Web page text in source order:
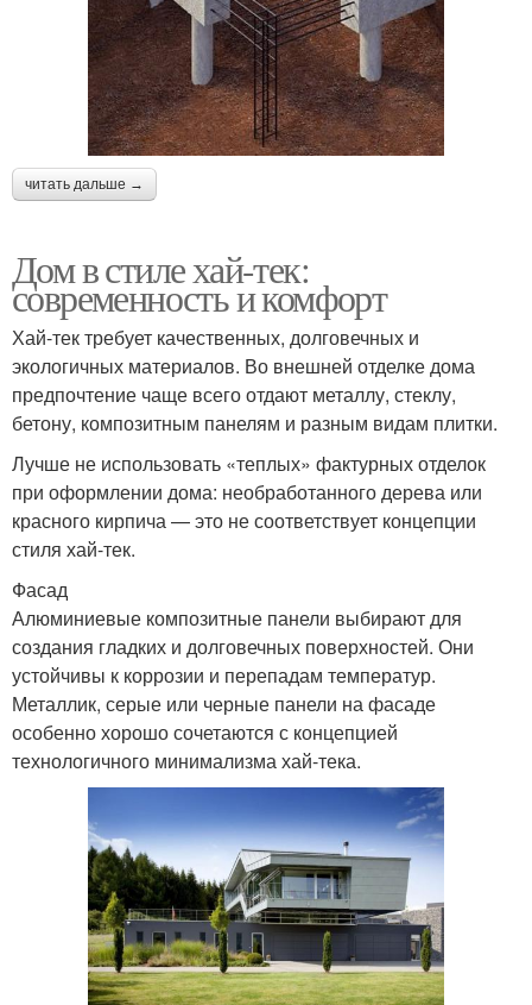
читать дальше →
Дом в стиле хай-тек:
современность и комфорт
Хай-тек требует качественных, долговечных и
экологичных материалов. Во внешней отделке дома
предпочтение чаще всего отдают металлу, стеклу,
бетону, композитным панелям и разным видам плитки.
Лучше не использовать «теплых» фактурных отделок
при оформлении дома: необработанного дерева или
красного кирпича — это не соответствует концепции
стиля хай-тек.
Фасад
Алюминиевые композитные панели выбирают для
создания гладких и долговечных поверхностей. Они
устойчивы к коррозии и перепадам температур.
Металлик, серые или черные панели на фасаде
особенно хорошо сочетаются с концепцией
технологичного минимализма хай-тека.